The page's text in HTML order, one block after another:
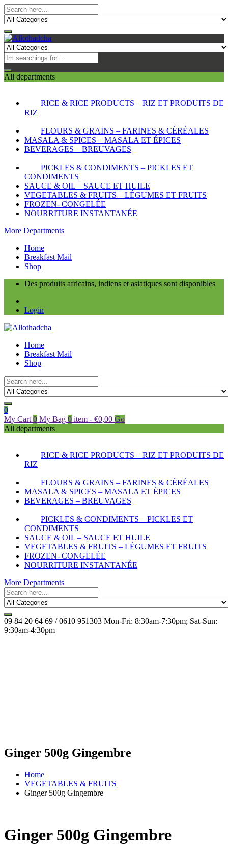
All departments
RICE & RICE PRODUCTS – RIZ ET PRODUITS DE
RIZ
FLOURS & GRAINS – FARINES & CÉRÉALES
MASALA & SPICES – MASALA ET ÉPICES
BEVERAGES – BREUVAGES
PICKLES & CONDIMENTS – PICKLES ET
CONDIMENTS
SAUCE & OIL – SAUCE ET HUILE
VEGETABLES & FRUITS – LÉGUMES ET FRUITS
FROZEN- CONGELÉE
NOURRITURE INSTANTANÉE
More Departments
Home
Breakfast Mail
Shop
Des produits africains, indiens et asiatiques sont disponibles
Login
Home
Breakfast Mail
Shop
0
My Cart 0 My Bag 0 item - €0,00 Go
All departments
RICE & RICE PRODUCTS – RIZ ET PRODUITS DE
RIZ
FLOURS & GRAINS – FARINES & CÉRÉALES
MASALA & SPICES – MASALA ET ÉPICES
BEVERAGES – BREUVAGES
PICKLES & CONDIMENTS – PICKLES ET
CONDIMENTS
SAUCE & OIL – SAUCE ET HUILE
VEGETABLES & FRUITS – LÉGUMES ET FRUITS
FROZEN- CONGELÉE
NOURRITURE INSTANTANÉE
More Departments
09 84 20 64 69 / 0610 951303 Mon-Fri: 8:30am-7:30pm; Sat-Sun:
9:30am-4:30pm
Ginger 500g Gingembre
Home
VEGETABLES & FRUITS
Ginger 500g Gingembre
Ginger 500g Gingembre